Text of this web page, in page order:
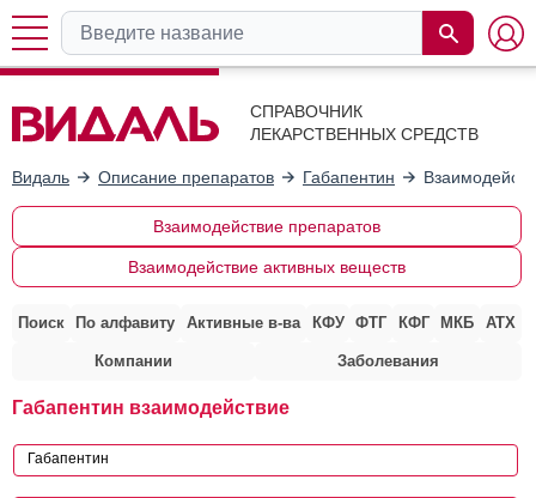
СПРАВОЧНИК
ЛЕКАРСТВЕННЫХ СРЕДСТВ
Видаль Описание препаратов Габапентин
Взаимодействие препаратов
Взаимодействие активных веществ
Поиск По алфавиту Активные в-ва КФУ ФТГ КФГ МКБ АТХ
Компании Заболевания
Габапентин взаимодействие